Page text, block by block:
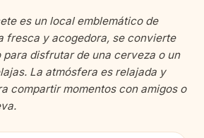
es un local emblemático de
fresca y acogedora, se convierte
disfrutar de una cerveza o un
La atmósfera es relajada y
compartir momentos con amigos o